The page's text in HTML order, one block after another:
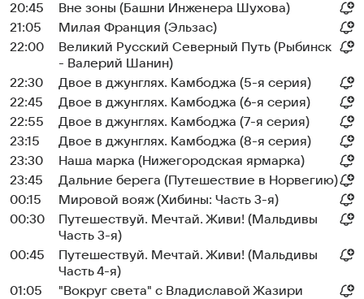
20:45
Вне зоны (Башни Инженера Шухова)
21:05
Милая Франция (Эльзас)
22:00
Великий Русский Северный Путь (Рыбинск
- Валерий Шанин)
22:30
Двое в джунглях. Камбоджа (5-я серия)
22:45
Двое в джунглях. Камбоджа (6-я серия)
22:55
Двое в джунглях. Камбоджа (7-я серия)
23:15
Двое в джунглях. Камбоджа (8-я серия)
23:30
Наша марка (Нижегородская ярмарка)
23:45
Дальние берега (Путешествие в Норвегию)
00:15
Мировой вояж (Хибины: Часть 3-я)
00:30
Путешествуй. Мечтай. Живи! (Мальдивы
Часть 3-я)
00:45
Путешествуй. Мечтай. Живи! (Мальдивы
Часть 4-я)
01:05
"Вокруг света" с Владиславой Жазири